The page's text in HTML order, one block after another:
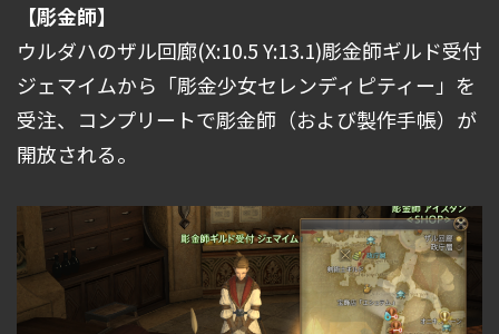
【彫金師】
ウルダハのザル回廊(X:10.5 Y:13.1)彫金師ギルド受付
ジェマイムから「彫金少女セレンディピティー」を
受注、コンプリートで彫金師（および製作手帳）が
開放される。